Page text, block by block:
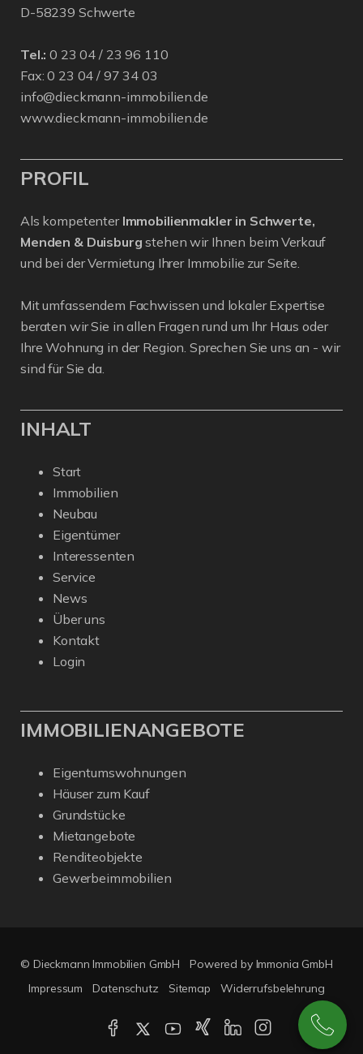
D-58239 Schwerte
Tel.: 0 23 04 / 23 96 110
Fax: 0 23 04 / 97 34 03
info@dieckmann-immobilien.de
www.dieckmann-immobilien.de
PROFIL
Als kompetenter Immobilienmakler in Schwerte,
Menden & Duisburg stehen wir Ihnen beim Verkauf
und bei der Vermietung Ihrer Immobilie zur Seite.
Mit umfassendem Fachwissen und lokaler Expertise
beraten wir Sie in allen Fragen rund um Ihr Haus oder
Ihre Wohnung in der Region. Sprechen Sie uns an - wir
sind für Sie da.
INHALT
Start
Immobilien
Neubau
Eigentümer
Interessenten
Service
News
Über uns
Kontakt
Login
IMMOBILIENANGEBOTE
Eigentumswohnungen
Häuser zum Kauf
Grundstücke
Mietangebote
Renditeobjekte
Gewerbeimmobilien
© Dieckmann Immobilien GmbH
Powered by Immonia GmbH
Impressum
Datenschutz Sitemap Widerrufsbelehrung